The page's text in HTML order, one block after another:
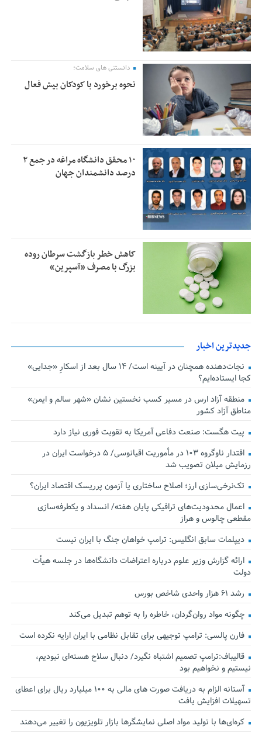
دانستنی های سلامت؛
نحوه برخورد با کودکان بیش فعال
۱۰ محقق دانشگاه مراغه در جمع ۲
درصد دانشمندان جهان
کاهش خطر بازگشت سرطان روده
بزرگ با مصرف «آسپرین»
جدیدترین اخبار
نجات‌دهنده‌ همچنان در آیینه است/ ۱۴ سال بعد از اسکارِ «جدایی»
کجا ایستاده‌ایم؟
منطقه آزاد ارس در مسیر کسب نخستین نشان «شهر سالم و ایمن»
مناطق آزاد کشور
پیت هگست: صنعت دفاعی آمریکا به تقویت فوری نیاز دارد
اقتدار ناوگروه ۱۰۳ در مأموریت‌ اقیانوسی/ ۵ درخواست ایران در
رزمایش میلان تصویب شد
تک‌نرخی‌سازی ارز؛ اصلاح ساختاری یا آزمون پرریسک اقتصاد ایران؟
اعمال محدودیت‌های ترافیکی پایان هفته/ انسداد و یکطرفه‌سازی
مقطعی چالوس و هراز
دیپلمات سابق انگلیس:‌ ترامپ خواهان جنگ با ایران نیست
ارائه گزارش وزیر علوم درباره اعتراضات دانشگاه‌ها در جلسه هیأت
دولت
رشد ۶۱ هزار واحدی شاخص بورس
چگونه مواد روان‌گردان، خاطره را به توهم تبدیل می‌کند
فارن پالسی: ترامپ توجیهی برای تقابل نظامی با ایران ارایه نکرده است
قالیباف:ترامپ تصمیم اشتباه نگیرد/ دنبال سلاح هسته‌ای نبودیم،
نیستیم و نخواهیم بود
آستانه الزام به دریافت صورت های مالی به ۱۰۰ میلیارد ریال برای اعطای
تسهیلات افزایش یافت
کره‌ای‌ها با تولید مواد اصلی نمایشگرها بازار تلویزیون را تغییر می‌دهند